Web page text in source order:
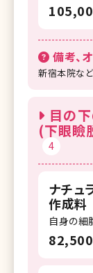
備考、
新宿本院な
目の下
(下眼瞼
4
ナチュ
作成料
自身の細